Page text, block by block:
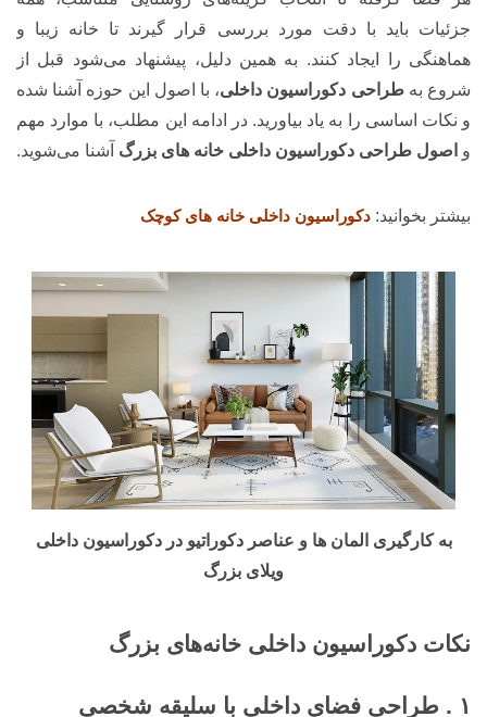
جزئیات باید با دقت مورد بررسی قرار گیرند تا خانه زیبا و
هماهنگی را ایجاد کنند. به همین دلیل، پیشنهاد می‌شود قبل از
شروع بهطراحی دکوراسیون داخلی، با اصول این حوزه آشنا شده
و نکات اساسی را به یاد بیاورید. در ادامه این مطلب، با موارد مهم
و اصول طراحی دکوراسیون داخلی خانه‌ های بزرگ آشنا می‌شوید.
بیشتر بخوانید: دکوراسیون داخلی خانه های کوچک
به کارگیری المان ها و عناصر دکوراتیو در دکوراسیون داخلی
ویلای بزرگ
نکات دکوراسیون داخلی خانه‌های بزرگ
۱ . طراحی فضای داخلی با سلیقه شخصی